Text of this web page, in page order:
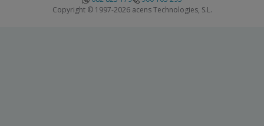
Copyright © 1997-2026 acens Technologies, S.L.